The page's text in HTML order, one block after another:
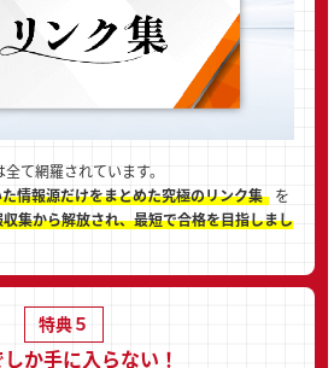
て網羅されています。
情報源だけをまとめた究極のリンク集
を
集から解放され、最短で合格を目指しまし
特典５
か手に入らない！